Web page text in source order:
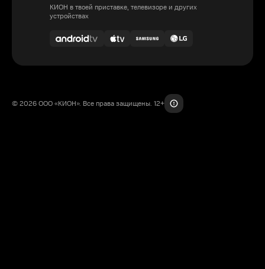
КИОН в твоей приставке, телевизоре и других
устройствах
© 2026 ООО «КИОН». Все права защищены. 12+